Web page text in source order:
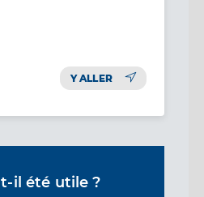
Y ALLER
il été utile ?